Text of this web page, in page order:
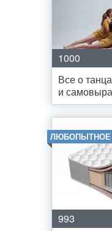
1000
Все о
и
ЛЮБОПЫТНОЕ
993